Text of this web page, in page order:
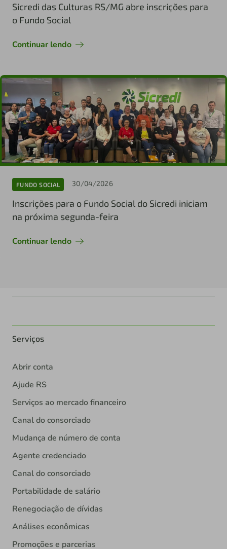
Sicredi das Culturas RS/MG abre inscrições para
o Fundo Social
Continuar lendo
FUNDO SOCIAL 30/04/2026
Inscrições para o Fundo Social do Sicredi iniciam
na próxima segunda-feira
Continuar lendo
Serviços
Abrir conta
Ajude RS
Serviços ao mercado financeiro
Canal do consorciado
Mudança de número de conta
Agente credenciado
Canal do consorciado
Portabilidade de salário
Renegociação de dívidas
Análises econômicas
Promoções e parcerias